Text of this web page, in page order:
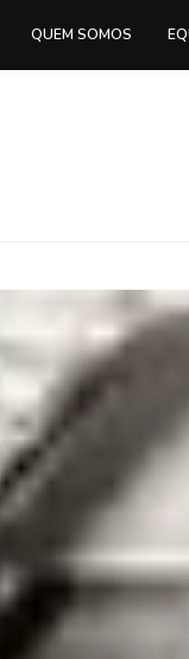
QUEM SOMOS